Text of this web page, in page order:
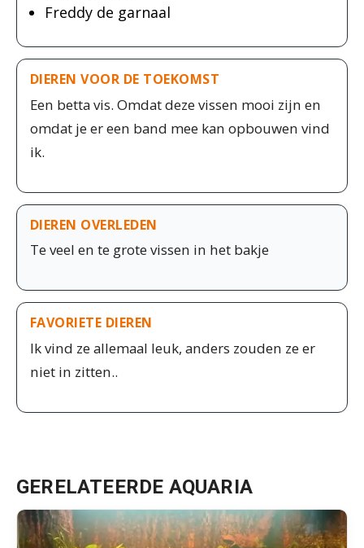
Freddy de garnaal
DIEREN VOOR DE TOEKOMST
Een betta vis. Omdat deze vissen mooi zijn en
omdat je er een band mee kan opbouwen vind
ik.
DIEREN OVERLEDEN
Te veel en te grote vissen in het bakje
FAVORIETE DIEREN
Ik vind ze allemaal leuk, anders zouden ze er
niet in zitten..
GERELATEERDE AQUARIA